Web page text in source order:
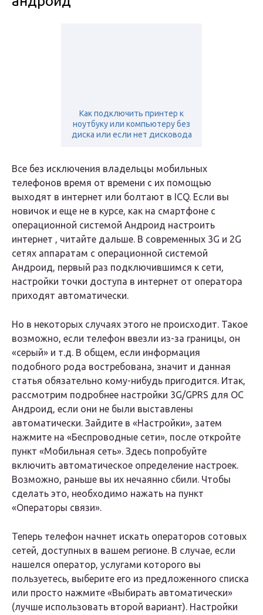
Как подключить принтер к
ноутбуку или компьютеру без
диска или если нет дисковода
Все без исключения владельцы мобильных
телефонов время от времени с их помощью
выходят в интернет или болтают в ICQ. Если вы
новичок и еще не в курсе, как на смартфоне с
операционной системой Андроид настроить
интернет , читайте дальше. В современных 3G и 2G
сетях аппаратам с операционной системой
Андроид, первый раз подключившимся к сети,
настройки точки доступа в интернет от оператора
приходят автоматически.
Но в некоторых случаях этого не происходит. Такое
возможно, если телефон ввезли из-за границы, он
«серый» и т.д. В общем, если информация
подобного рода востребована, значит и данная
статья обязательно кому-нибудь пригодится. Итак,
рассмотрим подробнее настройки 3G/GPRS для ОС
Андроид, если они не были выставлены
автоматически. Зайдите в «Настройки», затем
нажмите на «Беспроводные сети», после откройте
пункт «Мобильная сеть». Здесь попробуйте
включить автоматическое определение настроек.
Возможно, раньше вы их нечаянно сбили. Чтобы
сделать это, необходимо нажать на пункт
«Операторы связи».
Теперь телефон начнет искать операторов сотовых
сетей, доступных в вашем регионе. В случае, если
нашелся оператор, услугами которого вы
пользуетесь, выберите его из предложенного списка
или просто нажмите «Выбирать автоматически»
(лучше использовать второй вариант). Настройки